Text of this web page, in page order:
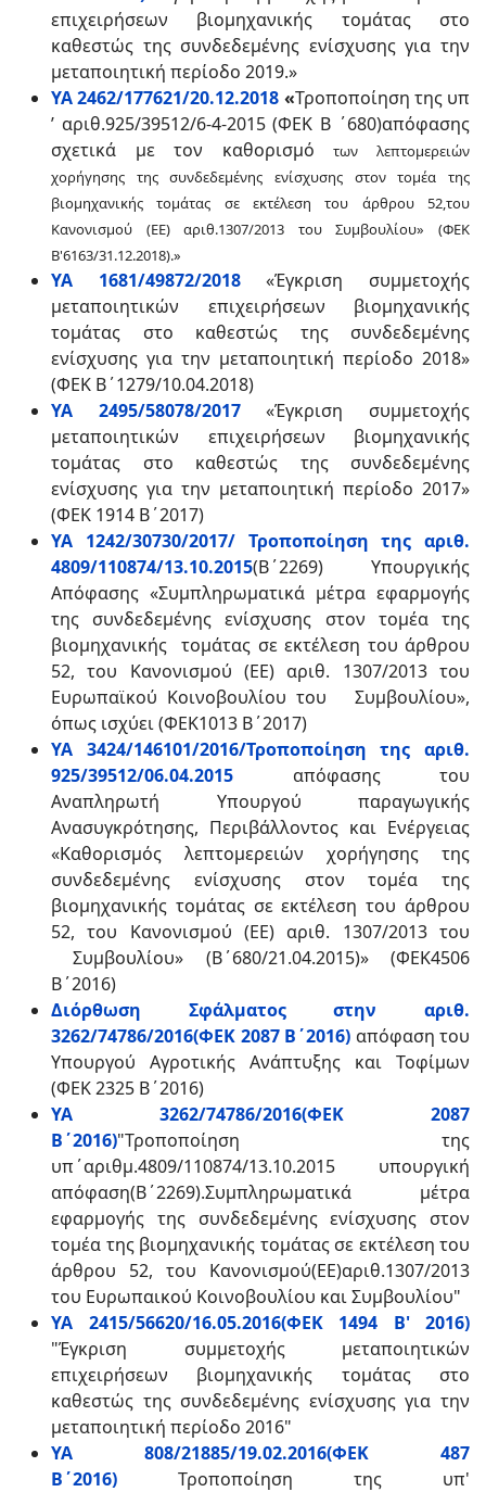
επιχειρήσεων βιομηχανικής τομάτας στο
καθεστώς της συνδεδεμένης ενίσχυσης για την
μεταποιητική περίοδο 2019.»
ΥΑ 2462/177621/20.12.2018 «Τροποποίηση της υπ
’ αριθ.925/39512/6-4-2015 (ΦΕΚ Β ΄680)απόφασης
σχετικά με τον καθορισμότων λεπτομερειών
χορήγησης της συνδεδεμένης ενίσχυσης στον τομέα της
βιομηχανικής τομάτας σε εκτέλεση του άρθρου 52,του
Κανονισμού (ΕΕ)αριθ.1307/2013 του Συμβουλίου» (ΦΕΚ
Β'6163/31.12.2018).»
ΥΑ 1681/49872/2018«Έγκριση συμμετοχής
μεταποιητικών επιχειρήσεων βιομηχανικής
τομάτας στο καθεστώς της συνδεδεμένης
ενίσχυσης για την μεταποιητική περίοδο 2018»
(ΦΕΚ Β΄1279/10.04.2018)
ΥΑ 2495/58078/2017«Έγκριση συμμετοχής
μεταποιητικών επιχειρήσεων βιομηχανικής
τομάτας στο καθεστώς της συνδεδεμένης
ενίσχυσης για την μεταποιητική περίοδο 2017»
(ΦΕΚ 1914 Β΄2017)
ΥΑ 1242/30730/2017/ Τροποποίηση της αριθ.
4809/110874/13.10.2015(Β΄2269) Υπουργικής
Απόφασης «Συμπληρωματικά μέτρα εφαρμογής
της συνδεδεμένης ενίσχυσης στον τομέα της
βιομηχανικής τομάτας σε εκτέλεση του άρθρου
52, του Κανονισμού (ΕΕ) αριθ. 1307/2013 του
Ευρωπαϊκού Κοινοβουλίου του Συμβουλίου»,
όπως ισχύει (ΦΕΚ1013 Β΄2017)
ΥΑ 3424/146101/2016/Τροποποίηση της αριθ.
925/39512/06.04.2015 απόφασης του
Αναπληρωτή Υπουργού παραγωγικής
Ανασυγκρότησης, Περιβάλλοντος και Ενέργειας
«Καθορισμός λεπτομερειών χορήγησης της
συνδεδεμένης ενίσχυσης στον τομέα της
βιομηχανικής τομάτας σε εκτέλεση του άρθρου
52, του Κανονισμού (ΕΕ) αριθ. 1307/2013 του
Συμβουλίου» (Β΄680/21.04.2015)» (ΦΕΚ4506
Β΄2016)
Διόρθωση Σφάλματος στην αριθ.
3262/74786/2016(ΦΕΚ 2087 Β΄2016) απόφαση του
Υπουργού Αγροτικής Ανάπτυξης και Τοφίμων
(ΦΕΚ 2325 Β΄2016)
ΥΑ 3262/74786/2016(ΦΕΚ 2087
Β΄2016)"Τροποποίηση της
υπ΄αριθμ.4809/110874/13.10.2015 υπουργική
απόφαση(Β΄2269).Συμπληρωματικά μέτρα
εφαρμογής της συνδεδεμένης ενίσχυσης στον
τομέα της βιομηχανικής τομάτας σε εκτέλεση του
άρθρου 52, του Κανονισμού(ΕΕ)αριθ.1307/2013
του Ευρωπαικού Κοινοβουλίου και Συμβουλίου"
YA 2415/56620/16.05.2016(ΦΕΚ 1494 Β' 2016)
"Έγκριση συμμετοχής μεταποιητικών
επιχειρήσεων βιομηχανικής τομάτας στο
καθεστώς της συνδεδεμένης ενίσχυσης για την
μεταποιητική περίοδο 2016"
ΥΑ 808/21885/19.02.2016(ΦΕΚ 487
Β΄2016) Τροποποίηση της υπ'